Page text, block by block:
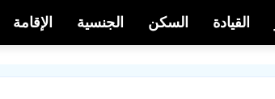
القيادة السكن الجنسية الإقامة